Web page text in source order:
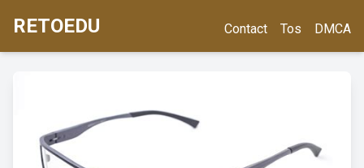
RETOEDU Contact Tos DMCA